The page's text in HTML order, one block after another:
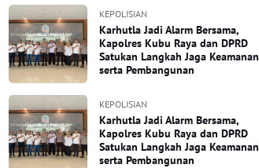
KEPOLISIAN
Karhutla Jadi Alarm Bersama,
Kapolres Kubu Raya dan DPRD
Satukan Langkah Jaga Keamanan
serta Pembangunan
KEPOLISIAN
Karhutla Jadi Alarm Bersama,
Kapolres Kubu Raya dan DPRD
Satukan Langkah Jaga Keamanan
serta Pembangunan